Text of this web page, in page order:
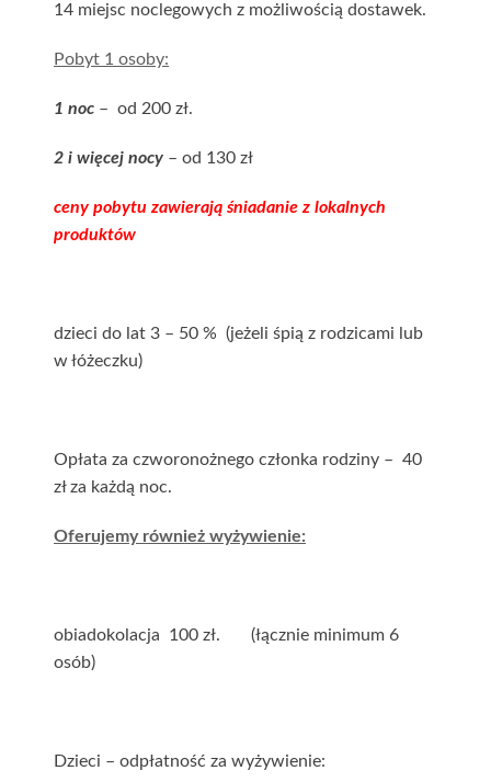
14 miejsc noclegowych z możliwością dostawek.
Pobyt 1 osoby:
1 noc – od 200 zł.
2 i więcej nocy – od 130 zł
ceny pobytu zawierają śniadanie z lokalnych
produktów
dzieci do lat 3 – 50 % (jeżeli śpią z rodzicami lub
w łóżeczku)
Opłata za czworonożnego członka rodziny – 40
zł za każdą noc.
Oferujemy również wyżywienie:
obiadokolacja 100 zł. (łącznie minimum 6
osób)
Dzieci – odpłatność za wyżywienie: